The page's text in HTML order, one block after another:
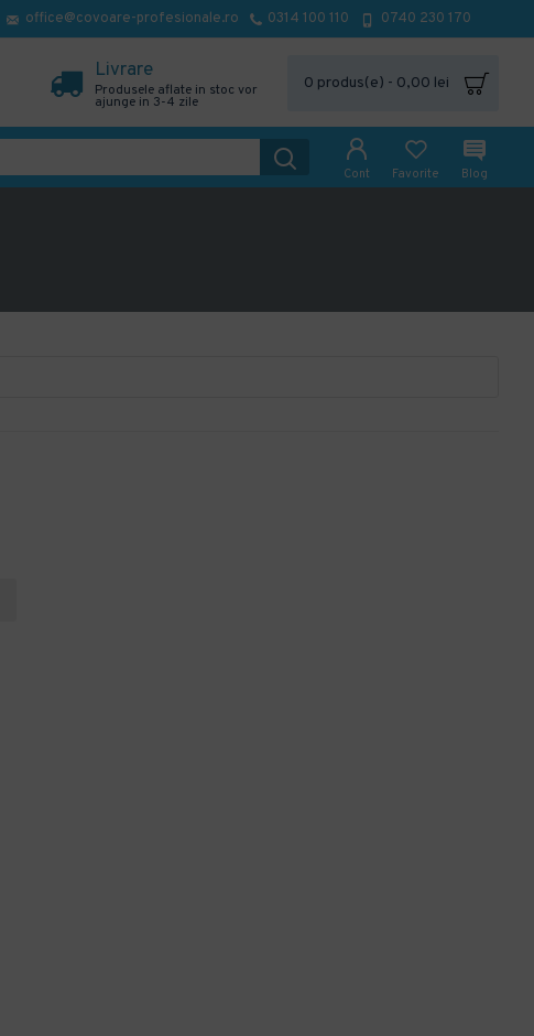
office@covoare-profesionale.ro 0314 100 110 0740 230 170
Livrare
Produsele aflate in stoc vor
ajunge in 3-4 zile
0 produs(e) - 0,00 lei
Cont Favorite Blog